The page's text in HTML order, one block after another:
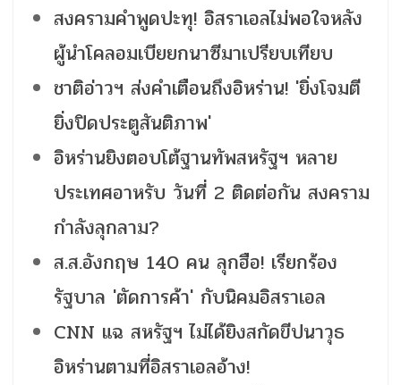
สงครามคำพูดปะทุ! อิสราเอลไม่พอใจหลัง
ผู้นำโคลอมเบียยกนาซีมาเปรียบเทียบ
ชาติอ่าวฯ ส่งคำเตือนถึงอิหร่าน! 'ยิ่งโจมตี
ยิ่งปิดประตูสันติภาพ'
อิหร่านยิงตอบโต้ฐานทัพสหรัฐฯ หลาย
ประเทศอาหรับ วันที่ 2 ติดต่อกัน สงคราม
กำลังลุกลาม?
ส.ส.อังกฤษ 140 คน ลุกฮือ! เรียกร้อง
รัฐบาล 'ตัดการค้า' กับนิคมอิสราเอล
CNN แฉ สหรัฐฯ ไม่ได้ยิงสกัดขีปนาวุธ
อิหร่านตามที่อิสราเอลอ้าง!